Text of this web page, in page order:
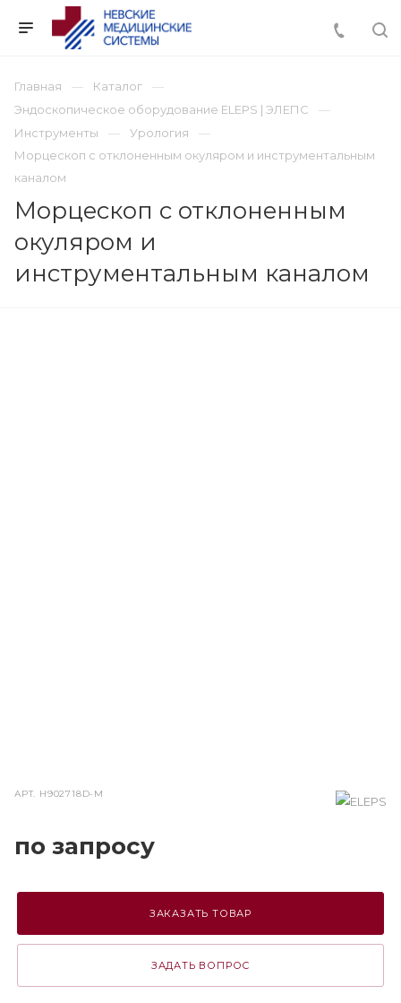
Главная
Каталог
Эндоскопическое оборудование ELEPS | ЭЛЕПС
Инструменты
Урология
Морцескоп с отклоненным окуляром и инструментальным
каналом
Морцескоп с отклоненным
окуляром и
инструментальным каналом
АРТ. Н902718D-M
по запросу
ЗАКАЗАТЬ ТОВАР
ЗАДАТЬ ВОПРОС